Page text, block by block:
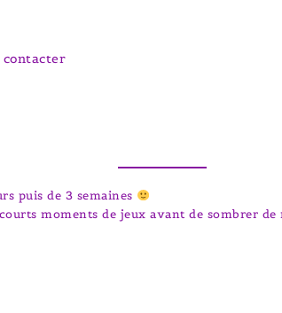
contacter
puis de 3 semaines
moments de jeux avant de sombrer